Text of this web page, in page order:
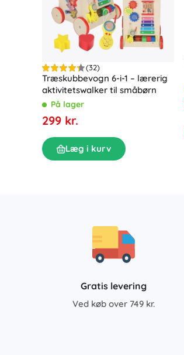
(32)
Træskubbevogn 6-i-1 – lærerig
aktivitetswalker til småbørn
På lager
299 kr.
Læg i kurv
Gratis levering
Ved køb over 749 kr.